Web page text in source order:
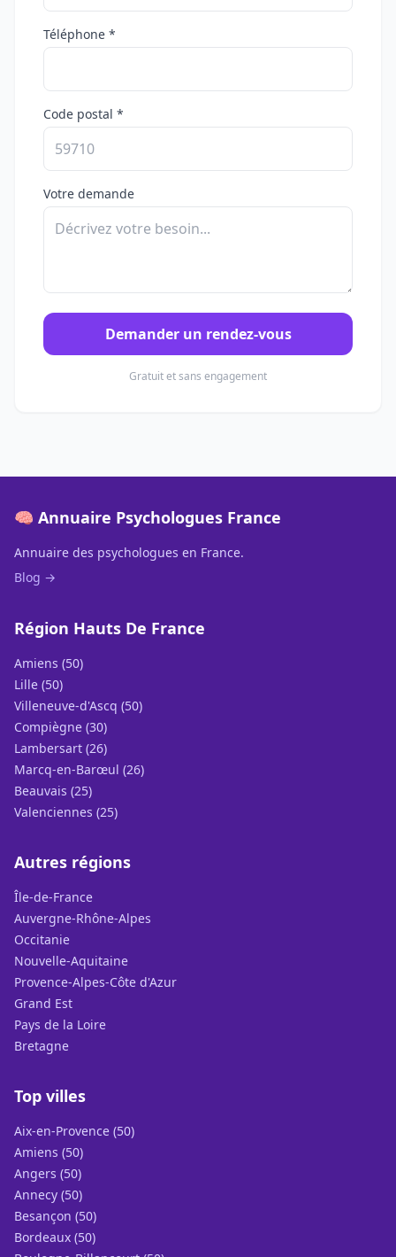
Téléphone *
Code postal *
Votre demande
Demander un rendez-vous
Gratuit et sans engagement
🧠 Annuaire Psychologues France
Annuaire des psychologues en France.
Blog →
Région Hauts De France
Amiens (50)
Lille (50)
Villeneuve-d'Ascq (50)
Compiègne (30)
Lambersart (26)
Marcq-en-Barœul (26)
Beauvais (25)
Valenciennes (25)
Autres régions
Île-de-France
Auvergne-Rhône-Alpes
Occitanie
Nouvelle-Aquitaine
Provence-Alpes-Côte d'Azur
Grand Est
Pays de la Loire
Bretagne
Top villes
Aix-en-Provence (50)
Amiens (50)
Angers (50)
Annecy (50)
Besançon (50)
Bordeaux (50)